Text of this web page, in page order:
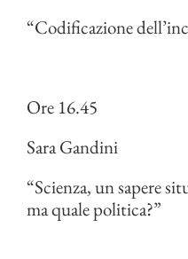
“Codificazione
Ore 16.45
Sara Gandini
“Scienza, un sapere
ma quale politica?”